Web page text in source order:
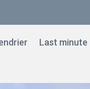
Last minute